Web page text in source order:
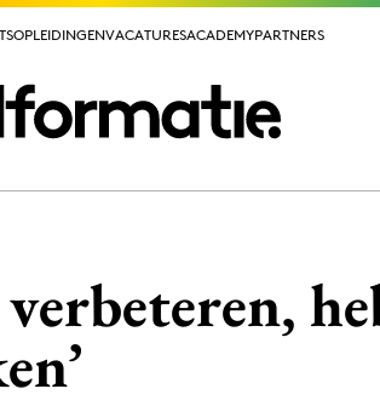
OPLEIDINGENVACATURESACADEMYPARTNERS
OPLEIDINGENVACATURESACADEMYPARTNERS